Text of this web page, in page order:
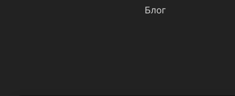
Блог